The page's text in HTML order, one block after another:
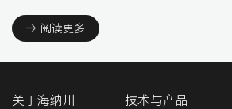
阅读更多
关于海纳川 技术与产品